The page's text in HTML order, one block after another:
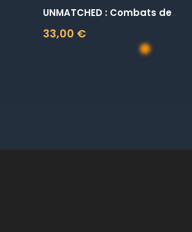
UNMATCHED : Combats de...
33,00 €
Prix